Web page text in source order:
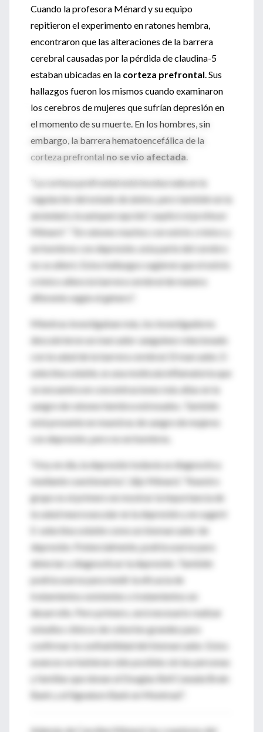
Cuando la profesora Ménard y su equipo
repitieron el experimento en ratones hembra,
encontraron que las alteraciones de la barrera
cerebral causadas por la pérdida de claudina-5
estaban ubicadas en la corteza prefrontal. Sus
hallazgos fueron los mismos cuando examinaron
los cerebros de mujeres que sufrían depresión en
el momento de su muerte. En los hombres, sin
embargo, la barrera hematoencefálica de la
corteza prefrontal no se vio afectada.
“La corteza prefrontal está involucrada en la
regulación del estado de ánimo, pero también en la
ansiedad y la autopercepción”, explicó el profesor
Ménard ”. “En ratones machos con estrés crónico y
en hombres con depresión, esta parte del cerebro
no se alteró. Estos hallazgos sugieren que el estrés
crónico altera la barrera cerebral de manera
diferente según el género".
Mientras investigaban más, los investigadores
descubrieron un marcador sanguíneo relacionado
con la salud de la barrera cerebral. El marcador, E-
selectina soluble, es una molécula inflamatoria que
se encuentra en concentraciones más altas en la
sangre de ratones hembra estresados. También
está presente en muestras de sangre de mujeres
con depresión, pero no en hombres.
“Hoy en día, la depresión todavía se diagnostica
mediante cuestionarios”, dijo Ménard. “Nuestro
grupo es el primero en mostrar la importancia de
la salud neurovascular en la depresión y en sugerir
E-selectina soluble como un biomarcador de
depresión. Potencialmente, podría usarse para
detectar y diagnosticar la depresión. También
podría usarse para medir la eficacia de
tratamientos existentes o tratamientos en
desarrollo. Pero primero, será necesario realizar
estudios clínicos de cohortes grandes para
confirmar la confiabilidad del biomarcador. Estos
avances no hubieran sido posibles sin las personas
y familias que donan al Douglas Bell Canada Brain
Bank y al Signature Bank en Montreal".